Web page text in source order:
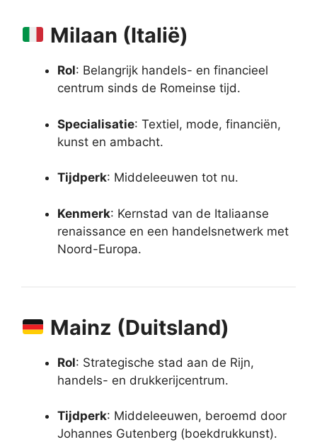
Milaan (Italië)
Rol: Belangrijk handels- en financieel
centrum sinds de Romeinse tijd.
Specialisatie: Textiel, mode, financiën,
kunst en ambacht.
Tijdperk: Middeleeuwen tot nu.
Kenmerk: Kernstad van de Italiaanse
renaissance en een handelsnetwerk met
Noord-Europa.
Mainz (Duitsland)
Rol: Strategische stad aan de Rijn,
handels- en drukkerijcentrum.
Tijdperk: Middeleeuwen, beroemd door
Johannes Gutenberg (boekdrukkunst).